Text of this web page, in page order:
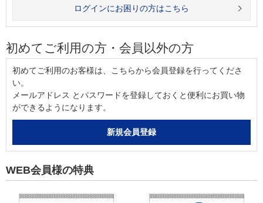
ログインにお困りの方はこちら
初めてご利用の方・会員以外の方
初めてご利用のお客様は、こちらから会員登録を行ってくださ
い。
メールアドレス とパスワードを登録しておくと便利にお買い物
ができるようになります。
WEB会員様の特典